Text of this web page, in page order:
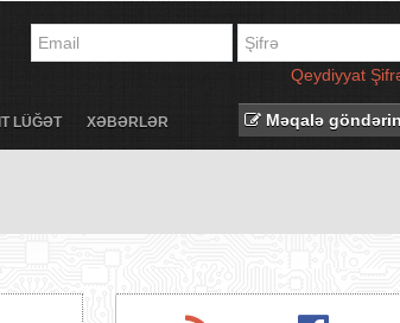
Qeydiyyat
IT LÜĞƏT XƏBƏRLƏR Məqalə göndərin